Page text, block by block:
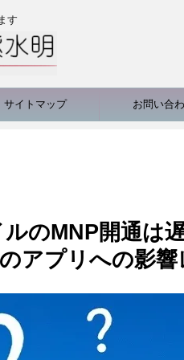
す
サイトマップ お問い合
のMNP開通は
アプリへの影響